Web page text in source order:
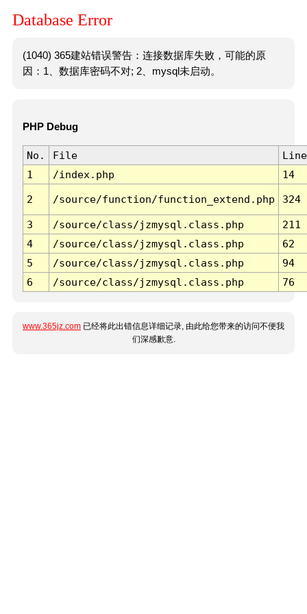
Database Error
(1040) 365建站错误警告：连接数据库失败，可能的原
因：1、数据库密码不对; 2、mysql未启动。
PHP Debug
No. File
Line
1
/index.php 14
2 /source/function/function_extend.php 324
3 /source/class/jzmysql.class.php
211
4
/source/class/jzmysql.class.php
62
5
/source/class/jzmysql.class.php
94
6
/source/class/jzmysql.class.php 76
www.365jz.com 已经将此出错信息详细记录, 由此给您带来的访问不便我
们深感歉意.